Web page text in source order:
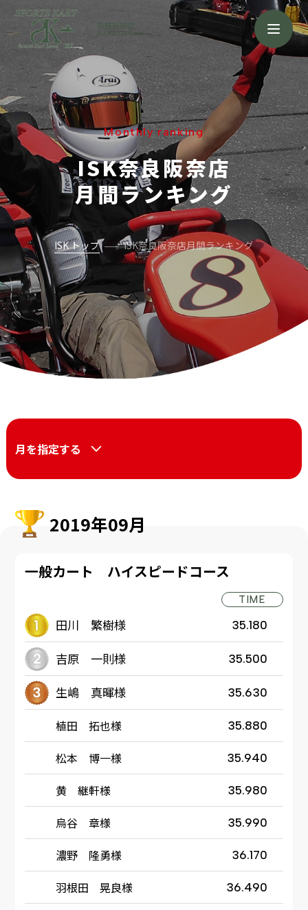
奈良阪奈店
NARA HANNA
Monthly ranking
ISK奈良阪奈店
月間ランキング
ISK トップ ISK奈良阪奈店月間ランキング
月を指定する
2019年09月
一般カート ハイスピードコース
TIME
田川 繁樹様 35.180
吉原 一則様 35.500
生嶋 真暉様 35.630
植田 拓也様 35.880
松本 博一様 35.940
黄 継軒様 35.980
烏谷 章様 35.990
濃野 隆勇様 36.170
羽根田 晃良様 36.490